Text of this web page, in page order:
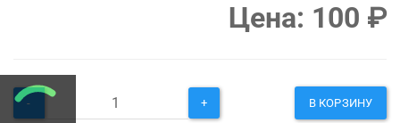
Цена: 100 ₽
- + В КОРЗИНУ